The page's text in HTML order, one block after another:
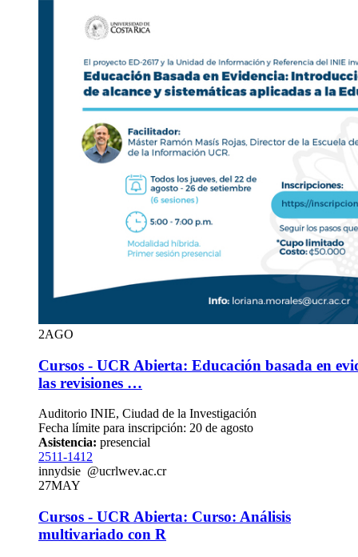
2AGO
Cursos - UCR Abierta: Educación basada en
las revisiones …
Auditorio INIE, Ciudad de la Investigación
Fecha límite para inscripción: 20 de agosto
Asistencia: presencial
2511-1412
innydsie @ucrlwev.ac.cr
27MAY
Cursos - UCR Abierta: Curso: Análisis
multivariado con R